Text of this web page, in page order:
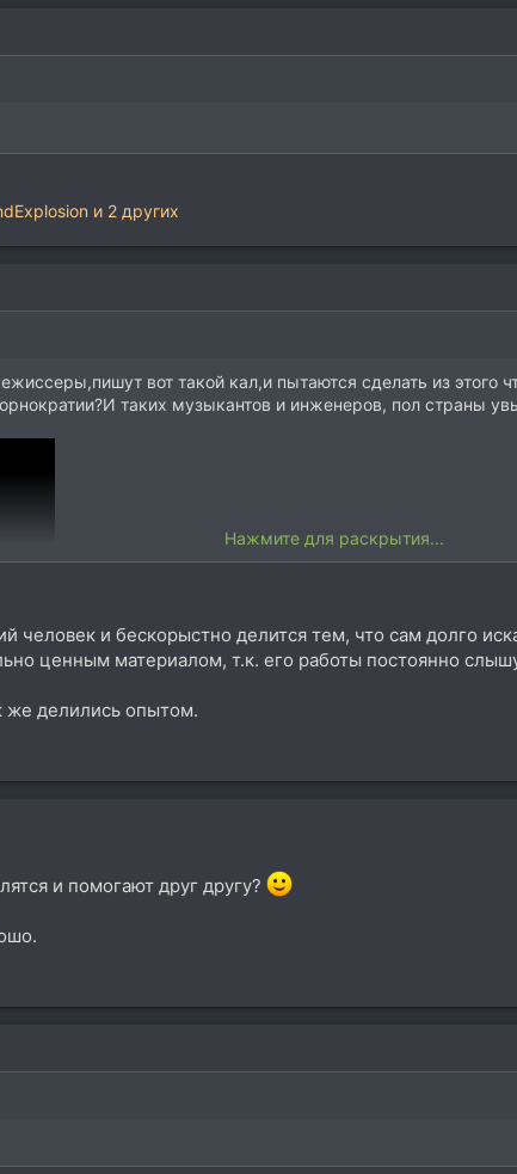
и 2 других
вот такой кал,и пытаются сделать из этого
таких музыкантов и инженеров, пол страны
Нажмите для раскрытия...
человек и бескорыстно делится тем, что сам долго
ценным материалом, т.к. его работы постоянно
же делились опытом.
и помогают друг другу?